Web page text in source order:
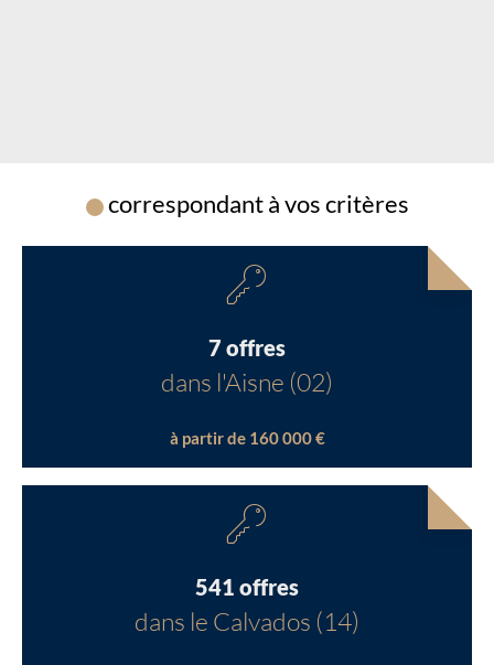
Chargement...
correspondant à vos critères
7 offres
dans l'Aisne (02)
à partir de 160 000 €
541 offres
dans le Calvados (14)